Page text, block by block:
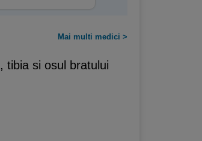
Mai multi medici >
tibia si osul bratului